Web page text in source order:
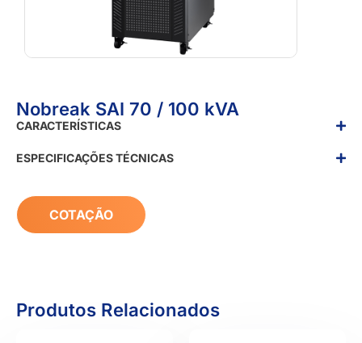
Nobreak SAI 70 / 100 kVA
CARACTERÍSTICAS
ESPECIFICAÇÕES TÉCNICAS
COTAÇÃO
Produtos Relacionados